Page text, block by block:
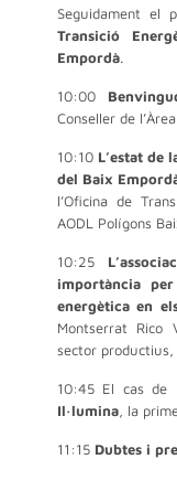
Seguidament el
Transició
Empordà.
10:00
Conseller de
10:10L’estat de
del Baix
l’Oficina de
AODL Polígons
10:25
importància
energètica en
Montserrat Rico
sector productius,
10:45 El cas
Il·lumina, la
11:15 Dubtes i